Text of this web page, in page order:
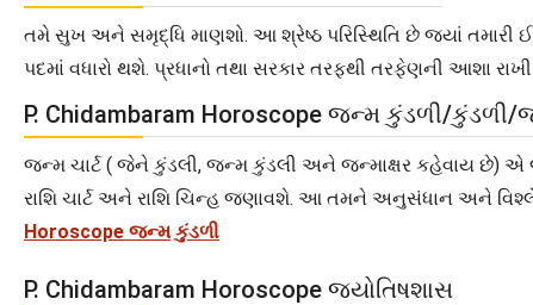
તમે સુખ અને સમૃદ્ધિ માણશો. આ શ્રેષ્ઠ પરિસ્થિતિ છે જ્યાં તમારી
પદમાં વધારો થશે. પ્રધાનો તથા સરકાર તરફથી તરફેણની આશા
P. Chidambaram Horoscope જન્મ કુંડળી/કુંડળી/
જન્મ ચાર્ટ ( જેને કુંડલી, જન્મ કુંડલી અને જન્માક્ષર કહેવાય છે) એ
રાશિ ચાર્ટ અને રાશિ ચિન્હ જણાવશે. આ તમને અનુસંધાન અને
Horoscope જન્મ કુંડળી
P. Chidambaram Horoscope જ્યોતિષશાસ